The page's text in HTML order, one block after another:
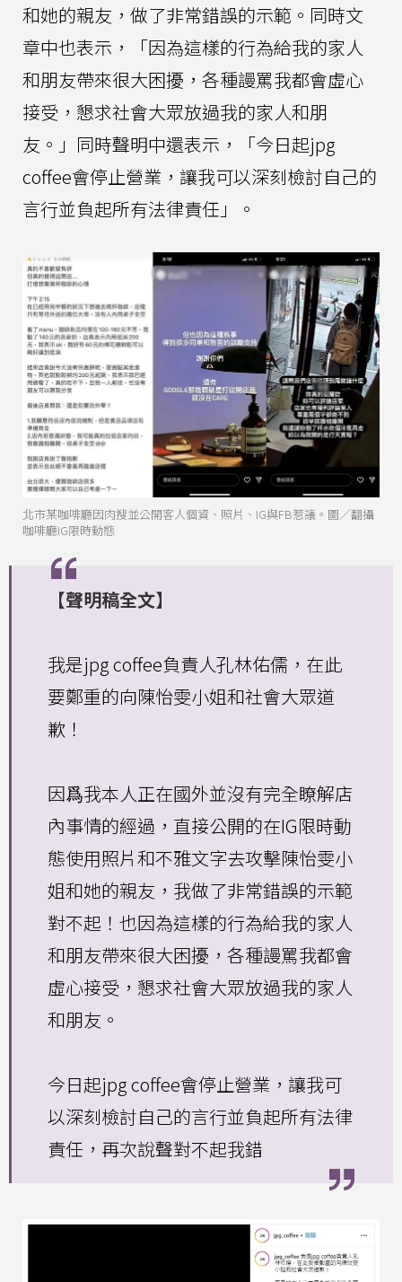
和她的親友，做了非常錯誤的示範。同時文
章中也表示，「因為這樣的行為給我的家人
和朋友帶來很大困擾，各種謾罵我都會虛心
接受，懇求社會大眾放過我的家人和朋
友。」同時聲明中還表示，「今日起jpg
coffee會停止營業，讓我可以深刻檢討自己的
言行並負起所有法律責任」。
北市某咖啡廳因肉搜並公開客人個資、照片、IG與FB惹議。圖／翻攝
咖啡廳IG限時動態
【聲明稿全文】
我是jpg coffee負責人孔林佑儒，在此
要鄭重的向陳怡雯小姐和社會大眾道
歉！
因爲我本人正在國外並沒有完全瞭解店
內事情的經過，直接公開的在IG限時動
態使用照片和不雅文字去攻擊陳怡雯小
姐和她的親友，我做了非常錯誤的示範
對不起！也因為這樣的行為給我的家人
和朋友帶來很大困擾，各種謾罵我都會
虛心接受，懇求社會大眾放過我的家人
和朋友。
今日起jpg coffee會停止營業，讓我可
以深刻檢討自己的言行並負起所有法律
責任，再次說聲對不起我錯